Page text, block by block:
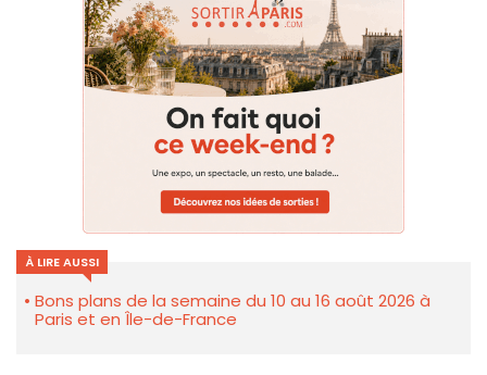
À LIRE AUSSI
Bons plans de la semaine du 10 au 16 août 2026 à
Paris et en Île-de-France